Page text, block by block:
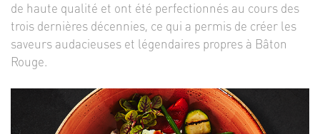
de haute qualité et ont été perfectionnés au cours des
trois dernières décennies, ce qui a permis de créer les
saveurs audacieuses et légendaires propres à Bâton
Rouge.